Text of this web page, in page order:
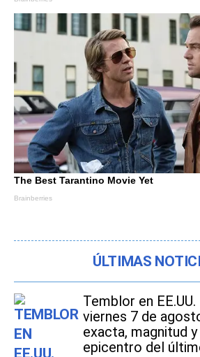
ÚLTIMAS
Temblor en EE.UU.
viernes 7 de
exacta, magnitud
epicentro del